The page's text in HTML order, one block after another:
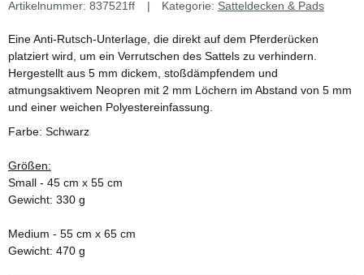
Artikelnummer: 837521ff Kategorie: Satteldecken & Pads
Eine Anti-Rutsch-Unterlage, die direkt auf dem Pferderücken
platziert wird, um ein Verrutschen des Sattels zu verhindern.
Hergestellt aus 5 mm dickem, stoßdämpfendem und
atmungsaktivem Neopren mit 2 mm Löchern im Abstand von 5 mm
und einer weichen Polyestereinfassung.
Farbe: Schwarz
Größen:
Small - 45 cm x 55 cm
Gewicht: 330 g
Medium - 55 cm x 65 cm
Gewicht: 470 g